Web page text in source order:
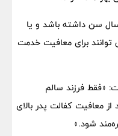
پدر آن ها بالای ۷۵ سال سال سن داشته باشد و یا
توانند برای معافیت خدمت
«فقط فرزند سالم
می‌تواند از معافیت کفالت پدر بالای